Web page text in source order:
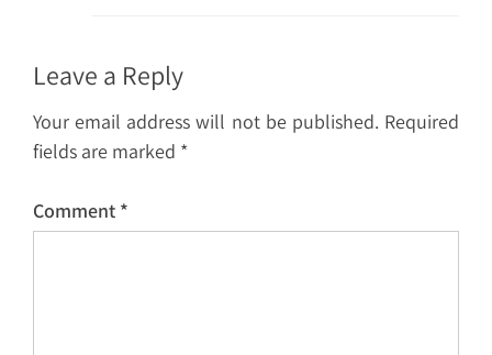
Leave a Reply
Your email address will not be published. Required
fields are marked *
Comment *